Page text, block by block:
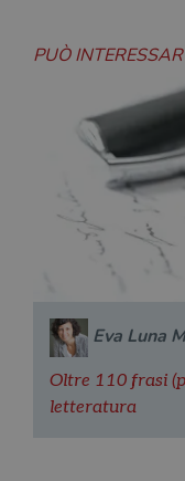
PUÒ
Eva Luna
Oltre 110 frasi
letteratura